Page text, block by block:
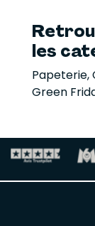
les
Papeterie,
Green